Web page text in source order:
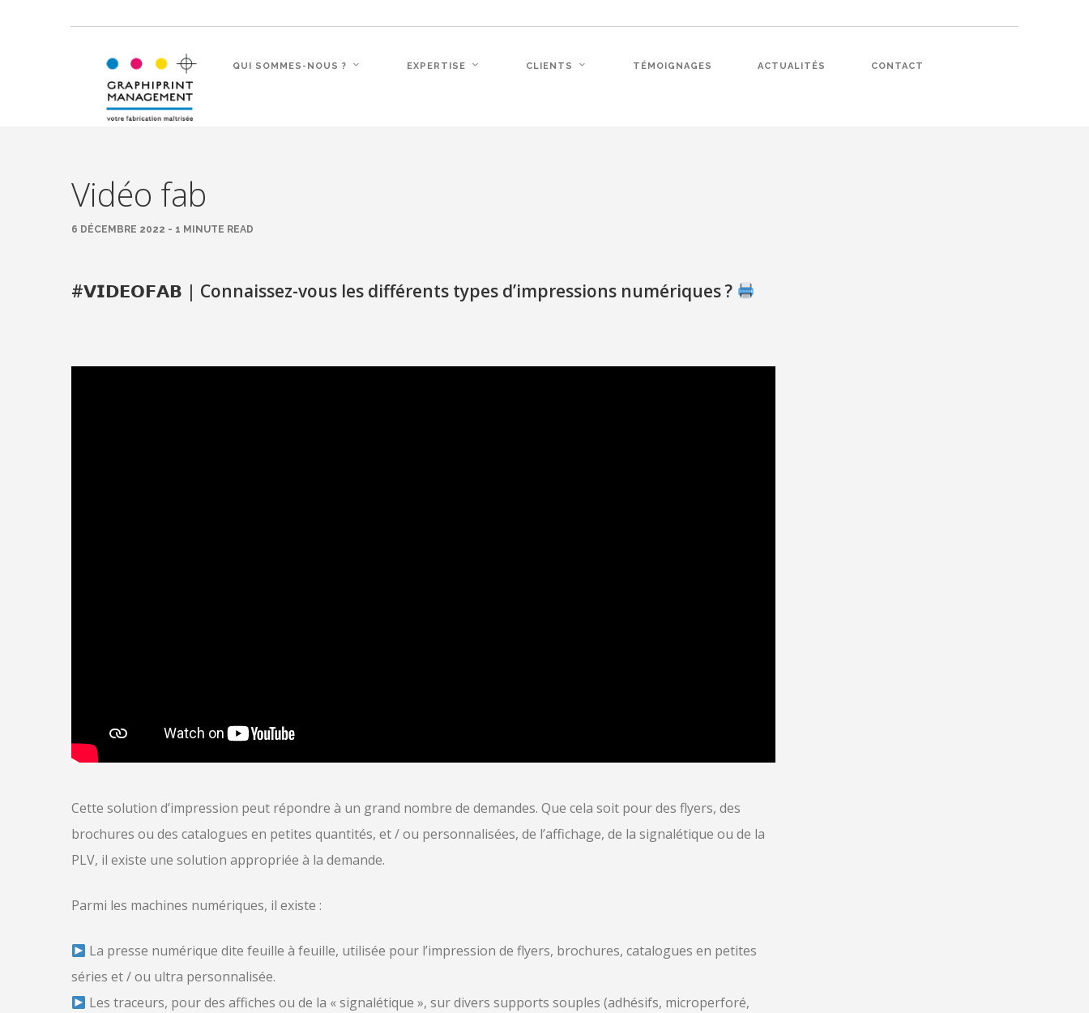
QUI SOMMES-NOUS ? EXPERTISE CLIENTS TÉMOIGNAGES ACTUALITÉS CONTACT
Vidéo fab
6 DÉCEMBRE 2022 - 1 MINUTE READ
#𝗩𝗜𝗗𝗘𝗢𝗙𝗔𝗕 | Connaissez-vous les différents types d’impressions numériques ?
Cette solution d’impression peut répondre à un grand nombre de demandes. Que cela soit pour des flyers, des
brochures ou des catalogues en petites quantités, et / ou personnalisées, de l’affichage, de la signalétique ou de la
PLV, il existe une solution appropriée à la demande.
Parmi les machines numériques, il existe :
La presse numérique dite feuille à feuille, utilisée pour l’impression de flyers, brochures, catalogues en petites
séries et / ou ultra personnalisée.
Les traceurs, pour des affiches ou de la « signalétique », sur divers supports souples (adhésifs, microperforé,